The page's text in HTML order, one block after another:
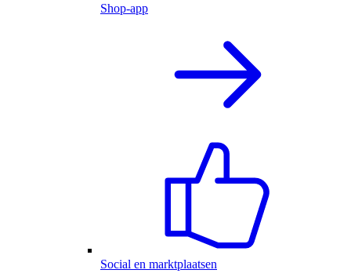
Shop-app
Social en marktplaatsen